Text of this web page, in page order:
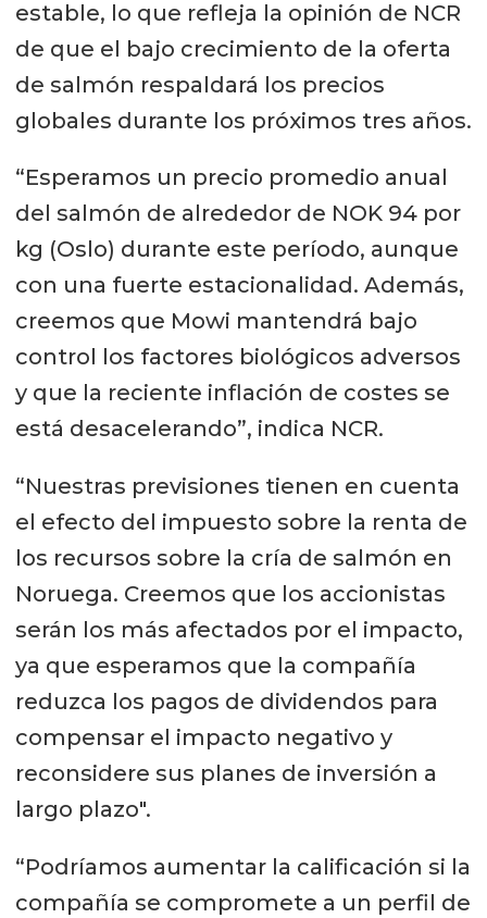
estable, lo que refleja la opinión de NCR
de que el bajo crecimiento de la oferta
de salmón respaldará los precios
globales durante los próximos tres años.
“Esperamos un precio promedio anual
del salmón de alrededor de NOK 94 por
kg (Oslo) durante este período, aunque
con una fuerte estacionalidad. Además,
creemos que Mowi mantendrá bajo
control los factores biológicos adversos
y que la reciente inflación de costes se
está desacelerando”, indica NCR.
“Nuestras previsiones tienen en cuenta
el efecto del impuesto sobre la renta de
los recursos sobre la cría de salmón en
Noruega. Creemos que los accionistas
serán los más afectados por el impacto,
ya que esperamos que la compañía
reduzca los pagos de dividendos para
compensar el impacto negativo y
reconsidere sus planes de inversión a
largo plazo".
“Podríamos aumentar la calificación si la
compañía se compromete a un perfil de